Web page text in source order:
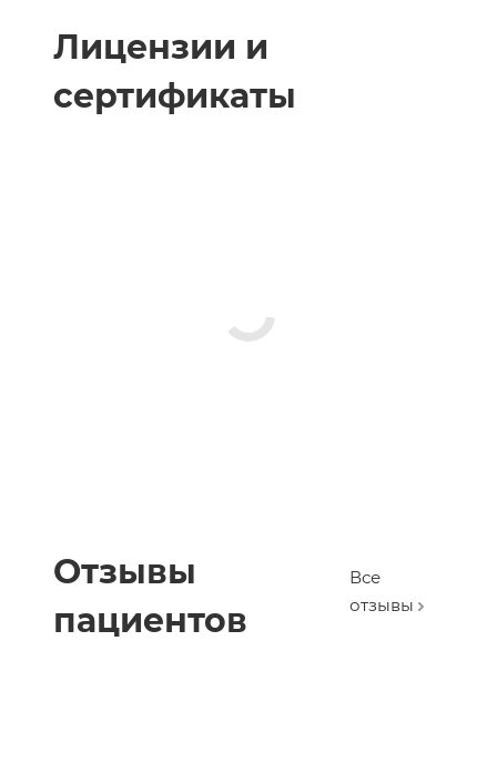
Лицензии и
сертификаты
Отзывы
пациентов
Все
отзывы